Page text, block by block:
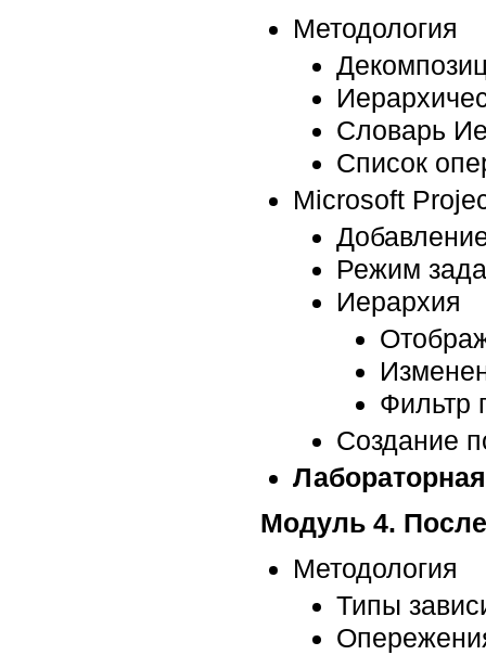
Методология
Словарь
Список
Microsoft
Режим
Иерархия
Фильтр
Создание
Модуль 4.
Методология
Типы